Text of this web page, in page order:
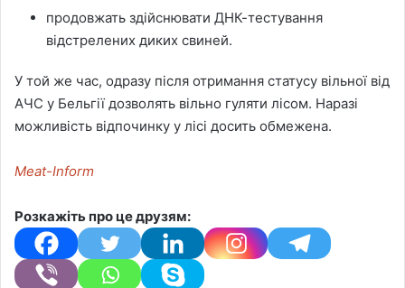
продовжать здійснювати ДНК-тестування
відстрелених диких свиней.
У той же час, одразу після отримання статусу вільної від
АЧС у Бельгії дозволять вільно гуляти лісом. Наразі
можливість відпочинку у лісі досить обмежена.
Meat-Inform
Розкажіть про це друзям: